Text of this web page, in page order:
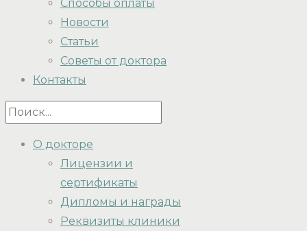
Способы оплаты
Новости
Статьи
Советы от доктора
Контакты
О докторе
Лицензии и
сертификаты
Дипломы и награды
Реквизиты клиники